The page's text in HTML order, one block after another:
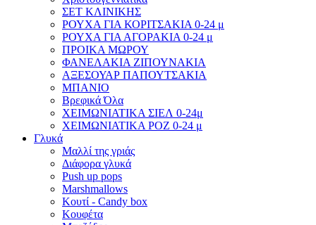
ΣΕΤ ΚΛΙΝΙΚΗΣ
ΡΟΥΧΑ ΓΙΑ ΚΟΡΙΤΣΑΚΙΑ 0-24 μ
ΡΟΥΧΑ ΓΙΑ ΑΓΟΡΑΚΙΑ 0-24 μ
ΠΡΟΙΚΑ ΜΩΡΟΥ
ΦΑΝΕΛΑΚΙΑ ΖΙΠΟΥΝΑΚΙΑ
ΑΞΕΣΟΥΑΡ ΠΑΠΟΥΤΣΑΚΙΑ
ΜΠΑΝΙΟ
Βρεφικά Όλα
ΧΕΙΜΩΝΙΑΤΙΚΑ ΣΙΕΛ 0-24μ
ΧΕΙΜΩΝΙΑΤΙΚΑ ΡΟΖ 0-24 μ
Γλυκά
Μαλλί της γριάς
Διάφορα γλυκά
Push up pops
Marshmallows
Κουτί - Candy box
Κουφέτα